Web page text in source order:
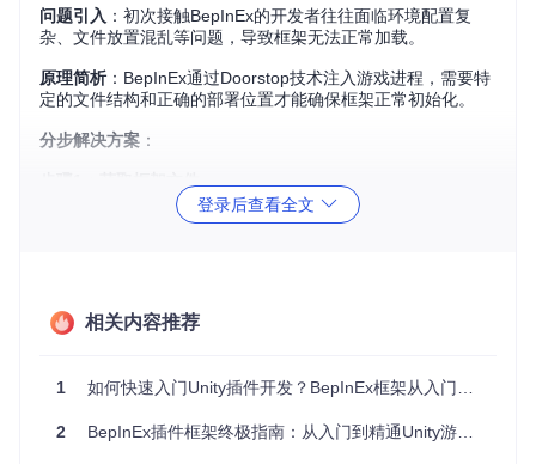
问题引入 ：初次接触BepInEx的开发者往往面临环境配置复
杂、文件放置混乱等问题，导致框架无法正常加载。
原理简析：BepInEx通过Doorstop技术注入游戏进程，需要特
定的文件结构和正确的部署位置才能确保框架正常初始化。
分步解决方案 ：
：获取最新稳定版BepInEx框架文件
架源代码和配置文件
：将框架文件部署到目标游戏目录
具体操作：
登录后查看全文
相关内容推荐
1 如何快速入门Unity插件开发？BepInEx框架从入门到精通指南
2 BepInEx插件框架终极指南：从入门到精通Unity游戏模组开发